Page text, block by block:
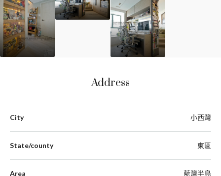
Address
City 小西灣
State/county 東區
Area 藍灣半島